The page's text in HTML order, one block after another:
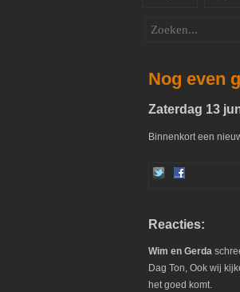
Nog even
Zaterdag 13
Binnenkort een
Reacties:
Wim en Gerda
Dag Ton, Ook wij
het goed komt.